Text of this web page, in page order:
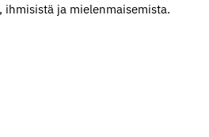
ihmisistä ja mielen­maisemista.